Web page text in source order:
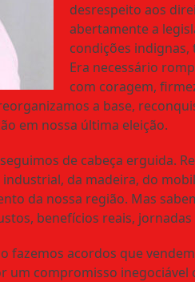
desrespeito aos
abertamente a
condições
Era necessário
com coragem,
a base,
em nossa última eleição.
de cabeça erguida.
da madeira, do
da nossa região. Mas
benefícios reais,
fazemos acordos que
compromisso inegociável